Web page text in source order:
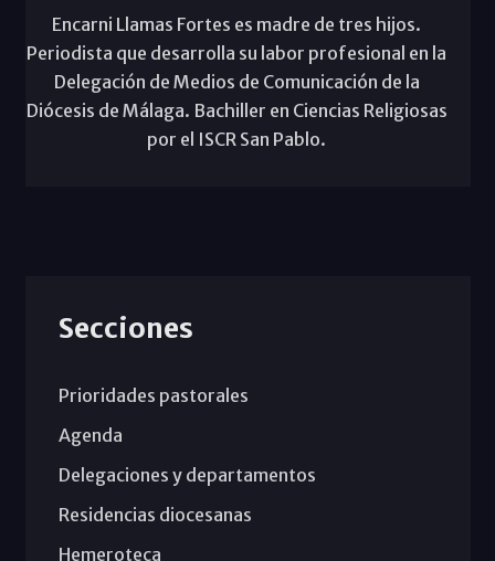
Encarni Llamas Fortes es madre de tres hijos.
Periodista que desarrolla su labor profesional en la
Delegación de Medios de Comunicación de la
Diócesis de Málaga. Bachiller en Ciencias Religiosas
por el ISCR San Pablo.
Secciones
Prioridades pastorales
Agenda
Delegaciones y departamentos
Residencias diocesanas
Hemeroteca